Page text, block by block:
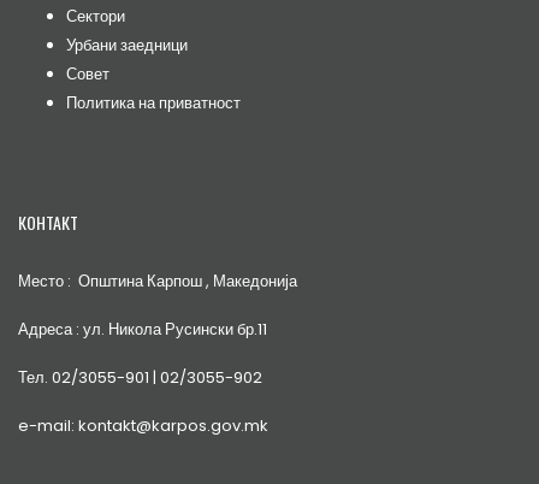
Сектори
Урбани заедници
Совет
Политика на приватност
КОНТАКТ
Место : Општина Карпош , Македонија
Адреса : ул. Никола Русински бр.11
Тел. 02/3055-901 | 02/3055-902
e-mail: kontakt@karpos.gov.mk